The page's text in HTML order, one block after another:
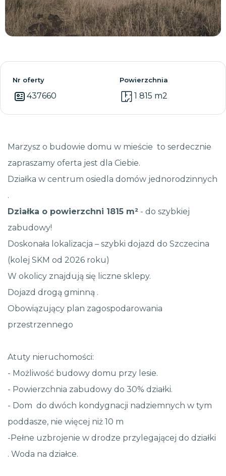
Nr oferty
437660
Powierzchnia
1 815 m2
Marzysz o budowie domu w mieście to serdecznie
zapraszamy oferta jest dla Ciebie.
Działka w centrum osiedla domów jednorodzinnych
.
Działka o powierzchni 1815 m² - do szybkiej
zabudowy!
Doskonała lokalizacja – szybki dojazd do Szczecina
(kolej SKM od 2026 roku)
W okolicy znajdują się liczne sklepy.
Dojazd drogą gminną .
Obowiązujący plan zagospodarowania
przestrzennego
Atuty nieruchomości:
- Możliwość budowy domu przy lesie.
- Powierzchnia zabudowy do 30% działki.
- Dom do dwóch kondygnacji nadziemnych w tym
poddasze, nie więcej niż 10 m
-Pełne uzbrojenie w drodze przylegającej do działki
. Woda na działce.